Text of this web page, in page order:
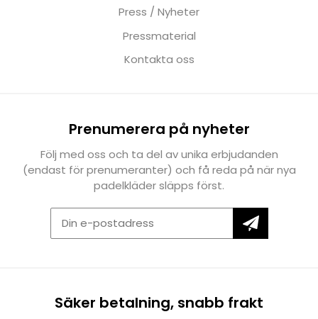
Press / Nyheter
Pressmaterial
Kontakta oss
Prenumerera på nyheter
Följ med oss och ta del av unika erbjudanden
(endast för prenumeranter) och få reda på när nya
padelkläder släpps först.
Säker betalning, snabb frakt